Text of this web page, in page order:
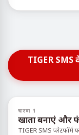
TIGER
चरण 1
खाता बनाएं और
TIGER SMS प्लेटफॉर्म